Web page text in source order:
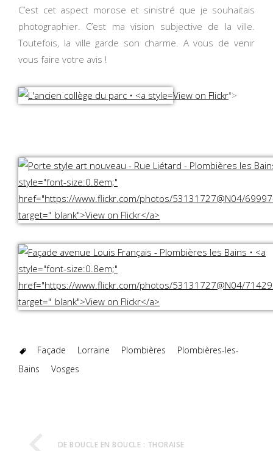
C’est cet aspect morose et sinistré que je souhaitais
photographier. C’est ma vision subjective de la ville.
Toutefois, la ville garde son charme. A vous de venir
vous faire votre avis !
View on Flickr">
Façade Lorraine Plombières
Plombières-les-
Bains
Vosges
DE BOUCLE EN BOUCLE : THORAISE